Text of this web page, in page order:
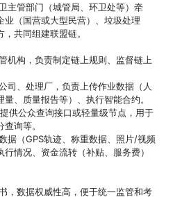
主管部门（城管局、环卫处等）牵
业（国营或大型民营）、垃圾处理
共同组建联盟链。
机构，负责制定链上规则、监督链上
司、处理厂，负责上传作业数据（人
、质量报告等）、执行智能合约。
供公众查询接口或轻量级节点，用于
询等。
据（GPS轨迹、称重数据、照片/视频
情况、资金流转（补贴、服务费）
，数据权威性高，便于统一监管和考